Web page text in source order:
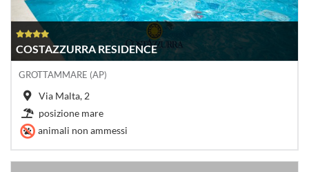
COSTAZZURRA RESIDENCE
GROTTAMMARE (AP)
Via Malta, 2
posizione mare
animali non ammessi